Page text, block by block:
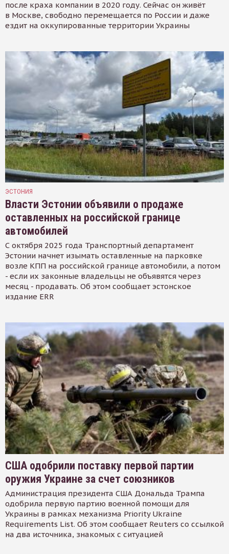
после краха компании в 2020 году. Сейчас он живёт
в Москве, свободно перемещается по России и даже
ездит на оккупированные территории Украины
ЭСТОНИЯ
Власти Эстонии объявили о продаже
оставленных на российской границе
автомобилей
С октября 2025 года Транспортный департамент
Эстонии начнет изымать оставленные на парковке
возле КПП на российской границе автомобили, а потом
- если их законные владельцы не объявятся через
месяц - продавать. Об этом сообщает эстонское
издание ERR
США одобрили поставку первой партии
оружия Украине за счет союзников
Администрация президента США Дональда Трампа
одобрила первую партию военной помощи для
Украины в рамках механизма Priority Ukraine
Requirements List. Об этом сообщает Reuters со ссылкой
на два источника, знакомых с ситуацией